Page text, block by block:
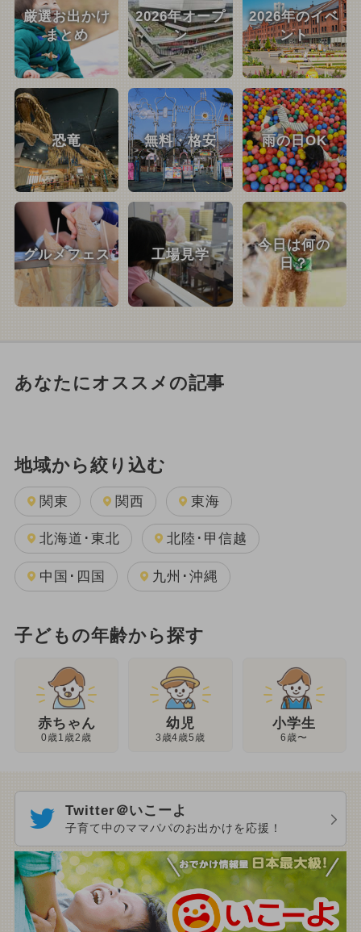
厳選お出かけ
まとめ
2026年オープ
ン
2026年のイベ
ント
恐竜 無料・格安 雨の日OK
グルメフェス 工場見学
今日は何の
日？
あなたにオススメの記事
地域から絞り込む
関東 関西 東海
北海道･東北 北陸･甲信越
中国･四国 九州･沖縄
子どもの年齢から探す
赤ちゃん
0歳1歳2歳
幼児
3歳4歳5歳
小学生
6歳〜
Twitter＠いこーよ
子育て中のママパパのお出かけを応援！